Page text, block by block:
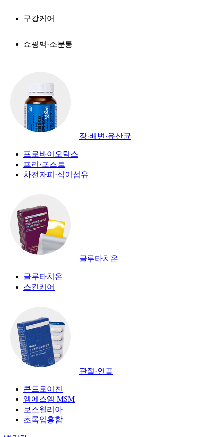
구강케어
쇼핑백·소분통
장·배변·유산균
프로바이오틱스
프리·포스트
차전자피·식이섬유
글루타치온
글루타치온
스킨케어
관절·연골
콘드로이친
엠에스엠 MSM
보스웰리아
초록입홍합